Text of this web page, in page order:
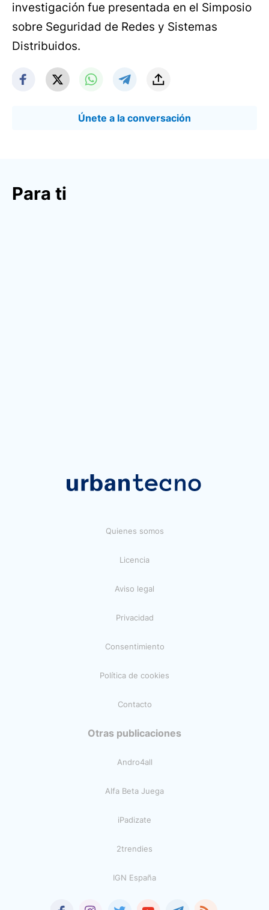
investigación fue presentada en el Simposio
sobre Seguridad de Redes y Sistemas
Distribuidos.
Únete a la conversación
Para ti
Quienes somos
Licencia
Aviso legal
Privacidad
Consentimiento
Política de cookies
Contacto
Otras publicaciones
Andro4all
Alfa Beta Juega
iPadizate
2trendies
IGN España